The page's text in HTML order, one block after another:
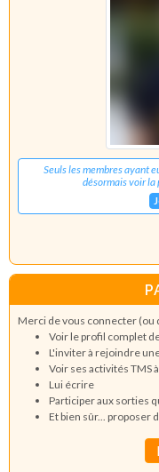
Seuls les membres ayant
désormais voir la
Merci de vous connecter (ou
Voir le profil complet
L'inviter à rejoindre
Voir ses activités TMS
Lui écrire
Participer aux sorties
Et bien sûr... proposer